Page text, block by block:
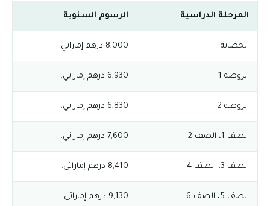
المرحلة الدراسية الرسوم السنوية
الحضانة 8,000 درهم إماراتي.
الروضة 1 6,930 درهم إماراتي.
الروضة 2 6,830 درهم إماراتي.
الصف 1، الصف 2 7,600 درهم إماراتي.
الصف 3، الصف 4 8,410 درهم إماراتي.
الصف 5، الصف 6 9,130 درهم إماراتي.